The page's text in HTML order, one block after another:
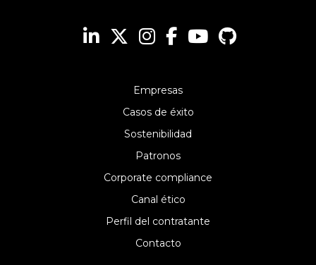
Empresas
Casos de éxito
Sostenibilidad
Patronos
Corporate compliance
Canal ético
Perfil del contratante
Contacto